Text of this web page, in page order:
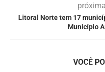
Litoral Norte tem 17
Município
VOCÊ